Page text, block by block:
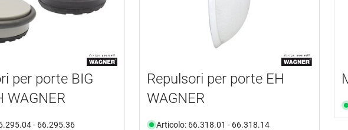
per porte BIG
WAGNER
- 66.295.36
Repulsori per porte EH
WAGNER
Articolo: 66.318.01 - 66.318.14